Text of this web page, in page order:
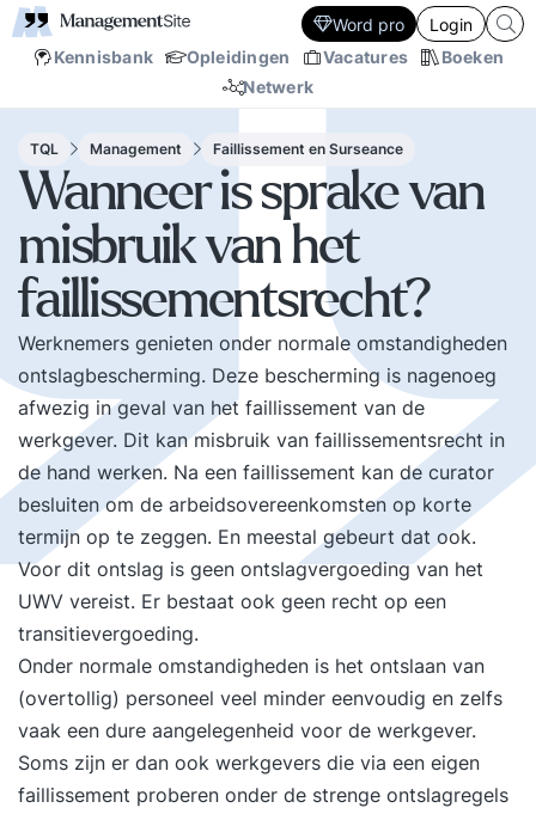
Kennisbank Opleidingen Vacatures
Boeken
Netwerk
Word pro Login
TQL Management Faillissement en Surseance
Wanneer is sprake van
misbruik van het
faillissementsrecht?
Werknemers genieten onder normale omstandigheden
ontslagbescherming. Deze bescherming is nagenoeg
afwezig in geval van het faillissement van de
werkgever. Dit kan misbruik van faillissementsrecht in
de hand werken. Na een faillissement kan de curator
besluiten om de arbeidsovereenkomsten op korte
termijn op te zeggen. En meestal gebeurt dat ook.
Voor dit ontslag is geen ontslagvergoeding van het
UWV vereist. Er bestaat ook geen recht op een
transitievergoeding.
Onder normale omstandigheden is het ontslaan van
(overtollig) personeel veel minder eenvoudig en zelfs
vaak een dure aangelegenheid voor de werkgever.
Soms zijn er dan ook werkgevers die via een eigen
faillissement proberen onder de strenge ontslagregels